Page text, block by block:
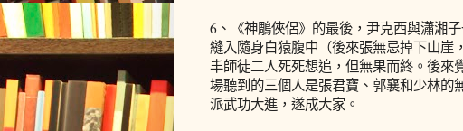
6、《神鵰俠侶》的最後，尹克西與瀟湘
縫入隨身白猿腹中（後來張無忌掉下山崖
丰師徒二人死死想追，但無果而終。後來
場聽到的三個人是張君寶、郭襄和少林的
派武功大進，遂成大家。